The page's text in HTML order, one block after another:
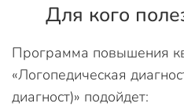
Для кого
Программа повышения
«Логопедическая
диагност)» подойдет: